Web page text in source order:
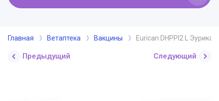
Главная Ветаптека Вакцины Eurican DHPPI2 L
Предыдущий Следующий